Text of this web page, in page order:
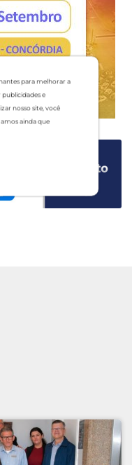
para melhorar a
publicidades e
nosso site, você
ainda que